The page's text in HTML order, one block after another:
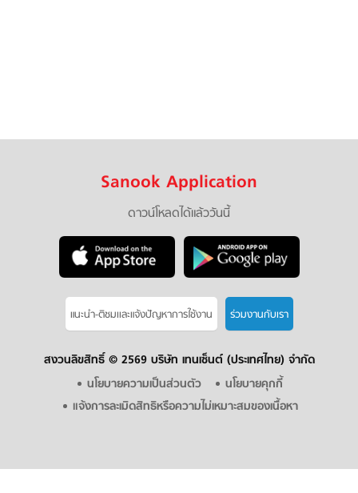
Sanook Application
ดาวน์โหลดได้แล้ววันนี้
แนะนำ-ติชมเเละแจ้งปัญหาการใช้งาน ร่วมงานกับเรา
สงวนลิขสิทธิ์ © 2569 บริษัท เทนเซ็นต์ (ประเทศไทย) จำกัด
นโยบายความเป็นส่วนตัว
นโยบายคุกกี้
แจ้งการละเมิดสิทธิหรือความไม่เหมาะสมของเนื้อหา